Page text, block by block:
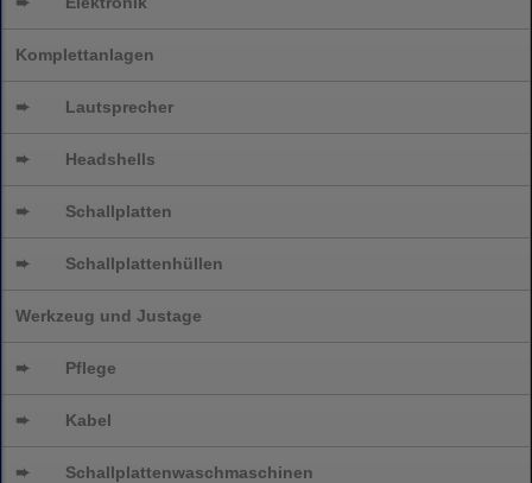
Komplettanlagen
➨ Lautsprecher
➨ Headshells
➨ Schallplatten
➨ Schallplattenhüllen
Werkzeug und Justage
➨ Pflege
➨ Kabel
➨ Schallplattenwaschmaschinen